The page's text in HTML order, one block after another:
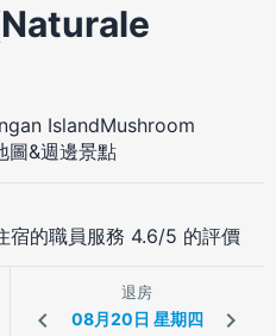
IslandMushroom
圖&週邊景點
宿的職員服務 4.6/5 的評價
退房